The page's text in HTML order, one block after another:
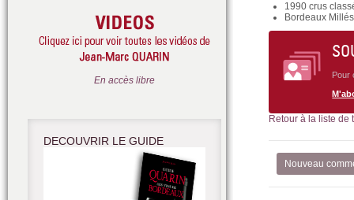
1990 crus
Bordeaux
Pour
Retour à la liste de
Nouveau
En accès libre
DECOUVRIR LE GUIDE